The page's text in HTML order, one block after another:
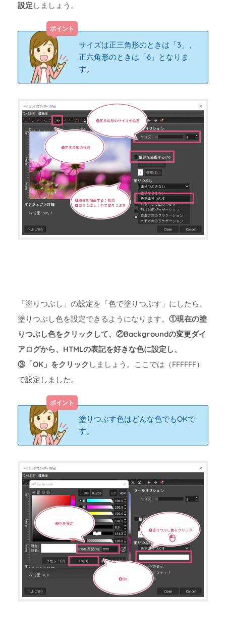
設定 しましょう。
サイズは正三角形のときは「3」、
正六角形のときは「6」となりま
す。
「塗りつぶし」の設定を「色で塗りつぶす」にしたら、
塗りつぶし色を設定できるようになります。 ①現在の塗
りつぶし色をクリックして、②Backgroundの変更ダイ
アログから、HTMLの表記を好きな色に設定し、
③「OK」をクリック しましょう。ここでは（FFFFFF）
で設定しました。
塗りつぶす色はどんな色でもOKで
す。